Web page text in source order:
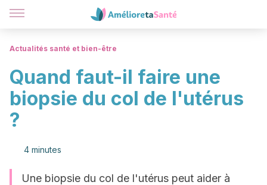
Actualités santé et bien-être
Quand faut-il faire une
biopsie du col de l'utérus
?
4 minutes
Une biopsie du col de l'utérus peut aider à